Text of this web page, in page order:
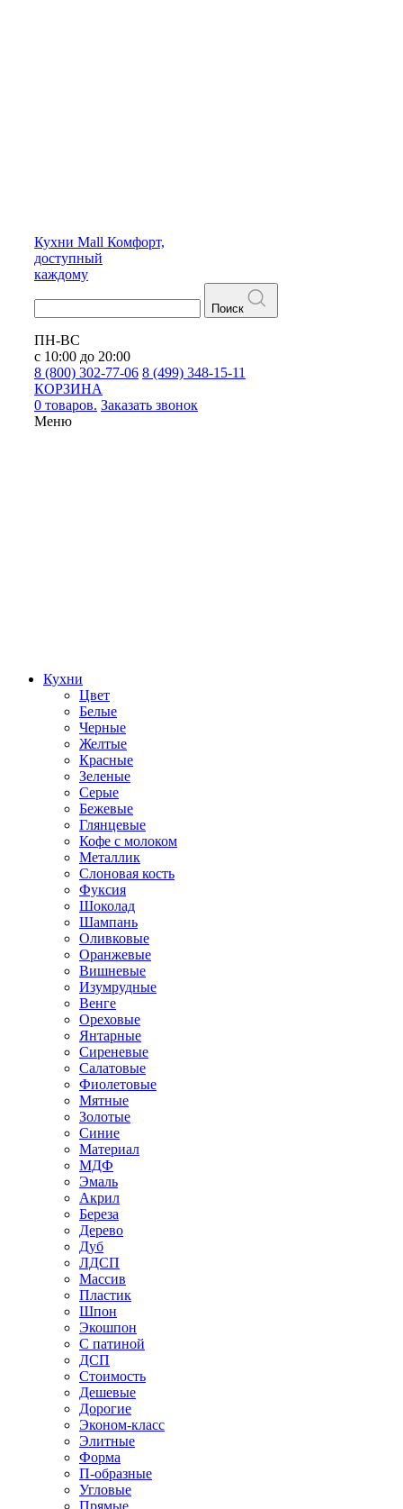
Кухни Mall Комфорт,
доступный
каждому
Поиск
ПН-ВС
с 10:00 до 20:00
8 (800) 302-77-06 8 (499) 348-15-11
КОРЗИНА
0 товаров. Заказать звонок
Меню
Кухни
Цвет
Белые
Черные
Желтые
Красные
Зеленые
Серые
Бежевые
Глянцевые
Кофе с молоком
Металлик
Слоновая кость
Фуксия
Шоколад
Шампань
Оливковые
Оранжевые
Вишневые
Изумрудные
Венге
Ореховые
Янтарные
Сиреневые
Салатовые
Фиолетовые
Мятные
Золотые
Синие
Материал
МДФ
Эмаль
Акрил
Береза
Дерево
Дуб
ЛДСП
Массив
Пластик
Шпон
Экошпон
С патиной
ДСП
Стоимость
Дешевые
Дорогие
Эконом-класс
Элитные
Форма
П-образные
Угловые
Прямые